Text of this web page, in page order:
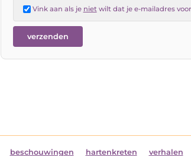
Vink aan als je nietwilt dat je e-mailadres
beschouwingen hartenkreten verhalen